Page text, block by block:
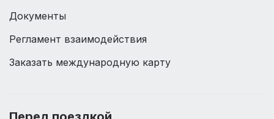
Документы
Регламент взаимодействия
Заказать международную карту